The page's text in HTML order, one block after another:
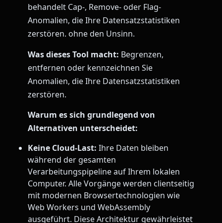
behandelt Cap-, Remove- oder Flag-
Anomalien, die Ihre Datensatzstatistiken
zerstören. ohne den Unsinn.
Was dieses Tool macht: Begrenzen,
entfernen oder kennzeichnen Sie
Anomalien, die Ihre Datensatzstatistiken
zerstören.
Warum es sich grundlegend von
Alternativen unterscheidet:
Keine Cloud-Last: Ihre Daten bleiben
während der gesamten
Verarbeitungspipeline auf Ihrem lokalen
Computer. Alle Vorgänge werden clientseitig
mit modernen Browsertechnologien wie
Web Workers und WebAssembly
ausgeführt. Diese Architektur gewährleistet